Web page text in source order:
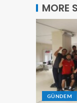
MORE
GÜNDEM